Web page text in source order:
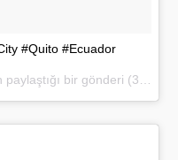
#Quito #Ecuador
bir gönderi (30 Mar 2017, 14:10 PDT